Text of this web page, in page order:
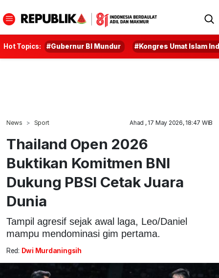
Hot Topics: #Gubernur BI Mundur #Kongres Umat Islam
News Sport Ahad , 17 May 2026, 18:47 WIB
Thailand Open 2026
Buktikan Komitmen BNI
Dukung PBSI Cetak Juara
Dunia
Tampil agresif sejak awal laga, Leo/Daniel
mampu mendominasi gim pertama.
Red: Dwi Murdaningsih